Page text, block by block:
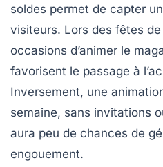
soldes permet de capter
visiteurs. Lors des fêtes de
occasions d’animer le
favorisent le passage à
Inversement, une
semaine, sans invitations
aura peu de chances de
engouement.